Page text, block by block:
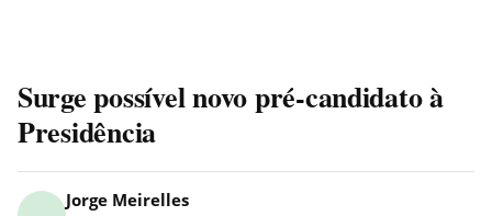
Surge possível novo pré-candidato à
Presidência
Jorge Meirelles